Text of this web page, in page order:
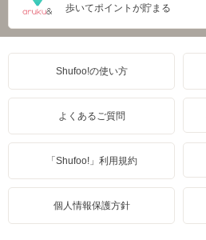
歩いてポイントが貯まる
Shufoo!の使い方
よくあるご質問
「Shufoo!」利用規約
個人情報保護方針